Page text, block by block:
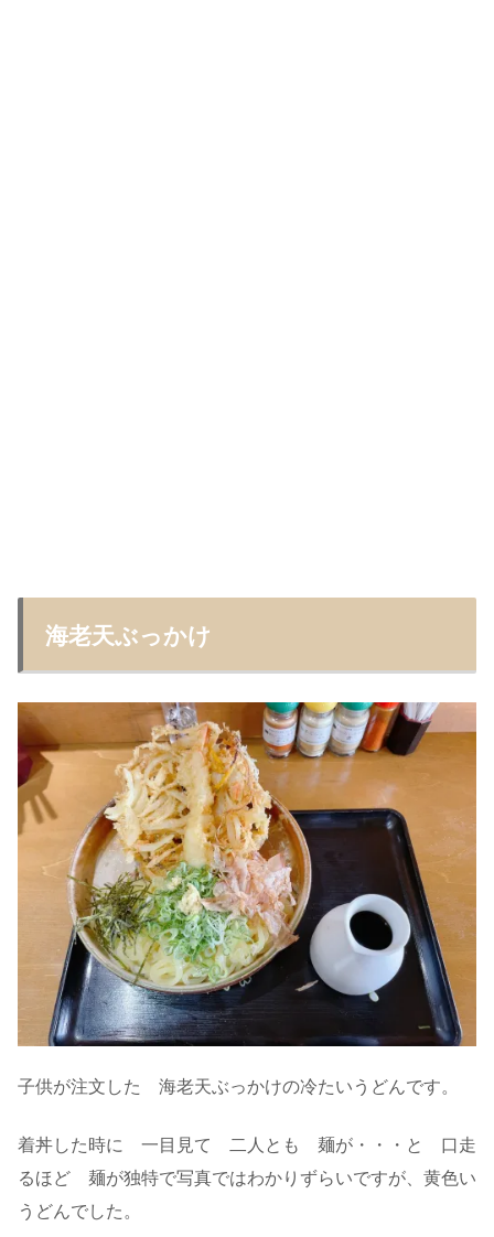
海老天ぶっかけ
子供が注文した 海老天ぶっかけの冷たいうどんです。
着丼した時に 一目見て 二人とも 麺が・・・と 口走
るほど 麺が独特で写真ではわかりずらいですが、黄色い
うどんでした。